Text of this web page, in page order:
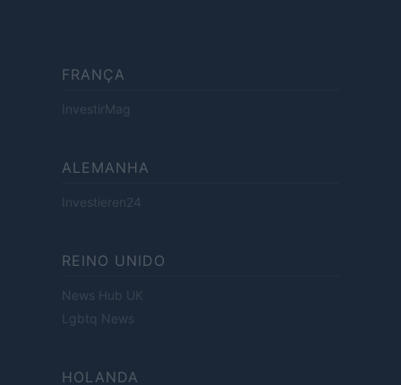
FRANÇA
InvestirMag
ALEMANHA
Investieren24
REINO UNIDO
News Hub UK
Lgbtq News
HOLANDA